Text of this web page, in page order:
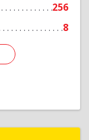
256
8